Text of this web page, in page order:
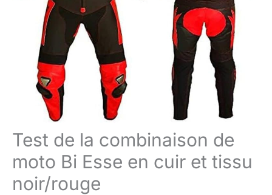
Test de la combinaison de
moto Bi Esse en cuir et tissu
noir/rouge